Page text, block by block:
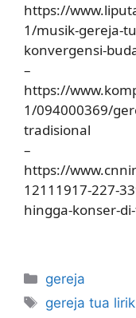
https://
1/musik-gereja-
konvergensi-
–
https://
1/094000369/
tradisional
–
https://
12111917-227-
hingga-konser-
Categories
gereja
Tags
gereja tua lirik